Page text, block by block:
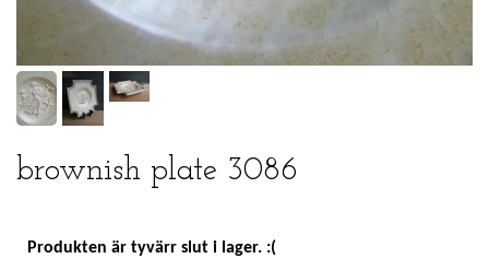
brownish plate 3086
Produkten är tyvärr slut i lager. :(